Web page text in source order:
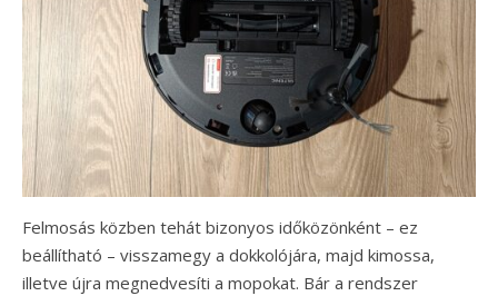
Felmosás közben tehát bizonyos időközönként – ez
beállítható – visszamegy a dokkolójára, majd kimossa,
illetve újra megnedvesíti a mopokat. Bár a rendszer